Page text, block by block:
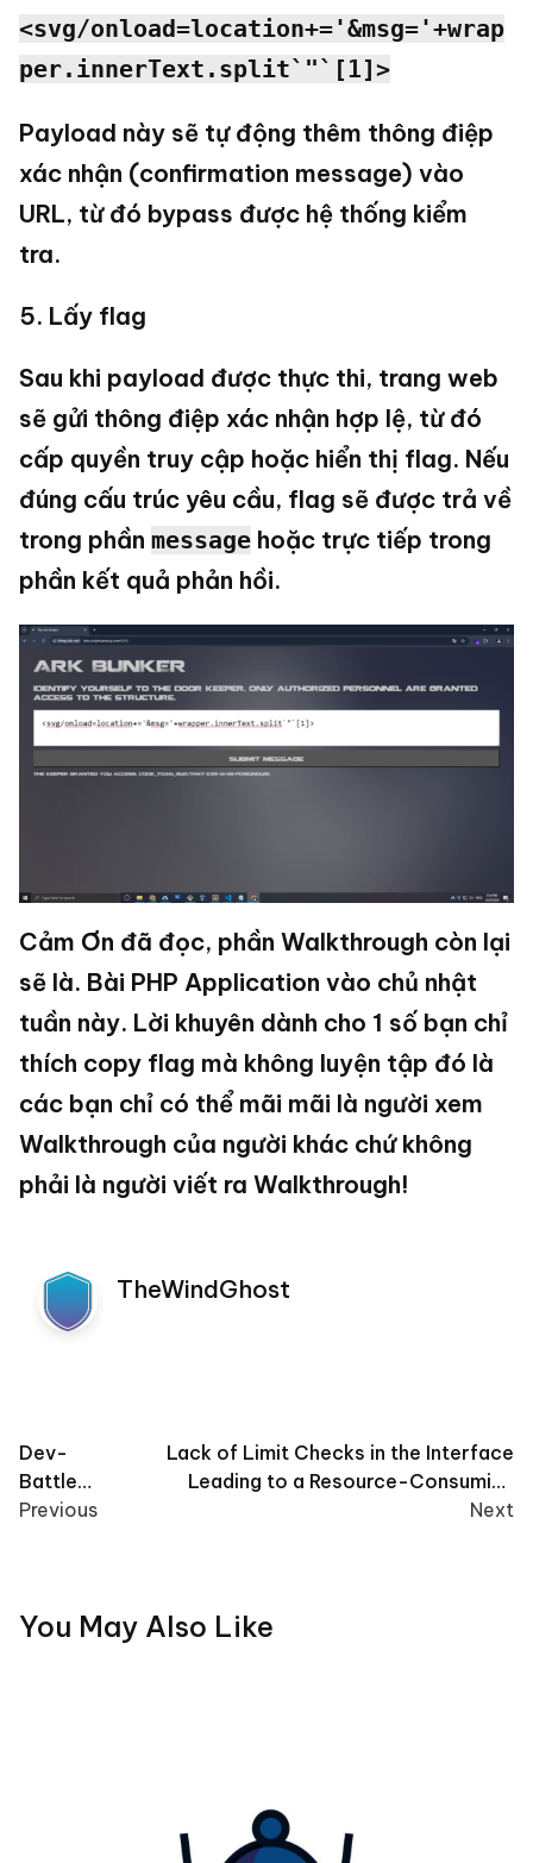
<svg/onload=location+='&msg='+wrap
per.innerText.split`"`[1]>
Payload này sẽ tự động thêm thông điệp
xác nhận (confirmation message) vào
URL, từ đó bypass được hệ thống kiểm
tra.
5. Lấy flag
Sau khi payload được thực thi, trang web
sẽ gửi thông điệp xác nhận hợp lệ, từ đó
cấp quyền truy cập hoặc hiển thị flag. Nếu
đúng cấu trúc yêu cầu, flag sẽ được trả về
trong phần message hoặc trực tiếp trong
phần kết quả phản hồi.
Cảm Ơn đã đọc, phần Walkthrough còn lại
sẽ là. Bài PHP Application vào chủ nhật
tuần này. Lời khuyên dành cho 1 số bạn chỉ
thích copy flag mà không luyện tập đó là
các bạn chỉ có thể mãi mãi là người xem
Walkthrough của người khác chứ không
phải là người viết ra Walkthrough!
TheWindGhost
Post
navigation
Dev-
Battle
Royale
Previous
Lack of Limit Checks in the Interface
Leading to a Resource-Consuming
Vulnerability
Next
You May Also Like